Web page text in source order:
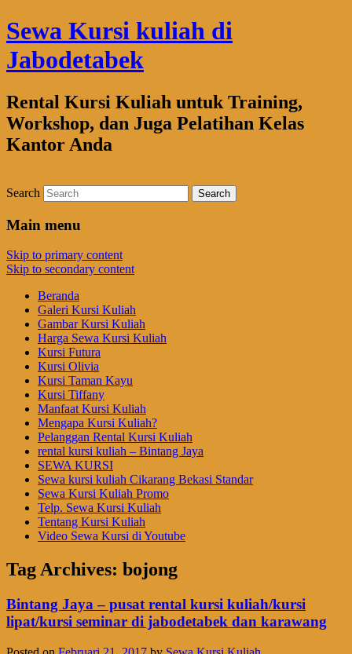
Sewa Kursi kuliah di
Jabodetabek
Rental Kursi Kuliah untuk Training,
Workshop, dan Juga Pelatihan Kelas
Kantor Anda
Search
Main menu
Skip to primary content
Skip to secondary content
Beranda
Galeri Kursi Kuliah
Gambar Kursi Kuliah
Harga Sewa Kursi Kuliah
Kursi Futura
Kursi Olivia
Kursi Taman Kayu
Kursi Tiffany
Manfaat Kursi Kuliah
Mengapa Kursi Kuliah?
Pelanggan Rental Kursi Kuliah
rental kursi kuliah – Bintang Jaya
SEWA KURSI
Sewa kursi kuliah Cikarang Bekasi Standar
Sewa Kursi Kuliah Promo
Telp. Sewa Kursi Kuliah
Tentang Kursi Kuliah
Video Sewa Kursi di Youtube
Tag Archives: bojong
Bintang Jaya – pusat rental kursi kuliah/kursi
lipat/kursi seminar di jabodetabek dan karawang